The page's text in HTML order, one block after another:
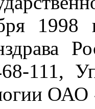
1998
111,
ОАО